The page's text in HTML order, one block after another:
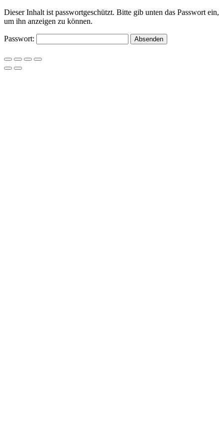
Dieser Inhalt ist passwortgeschützt. Bitte gib unten das Passwort ein,
um ihn anzeigen zu können.
Passwort: